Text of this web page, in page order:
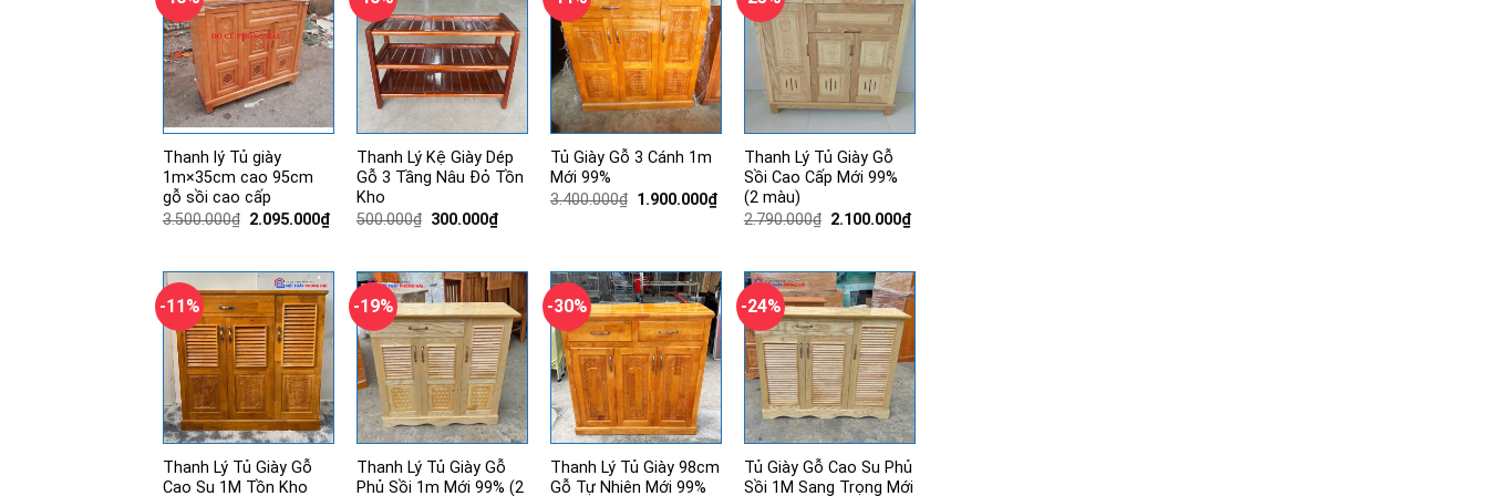
Thanh lý Tủ giày
1m×35cm cao 95cm
gỗ sồi cao cấp
3.500.000₫ Giá
2.095.000₫Giá
2.095.000₫.
Thanh Lý Kệ Giày Dép
Gỗ 3 Tầng Nâu Đỏ Tồn
Kho
500.000₫ Giá
300.000₫Giá
300.000₫.
Tủ Giày Gỗ 3 Cánh 1m
Mới 99%
3.400.000₫ Giá
1.900.000₫Giá
hiện
Thanh Lý Tủ Giày Gỗ
Sồi Cao Cấp Mới 99%
(2 màu)
2.790.000₫ Giá
2.100.000₫Giá
2.100.000₫.
-11%
Thanh Lý Tủ Giày Gỗ
Cao Su 1M Tồn Kho
-19%
Thanh Lý Tủ Giày Gỗ
Phủ Sồi 1m Mới 99% (2
-30%
Thanh Lý Tủ Giày 98cm
Gỗ Tự Nhiên Mới 99%
-24%
Tủ Giày Gỗ Cao Su Phủ
Sồi 1M Sang Trọng Mới